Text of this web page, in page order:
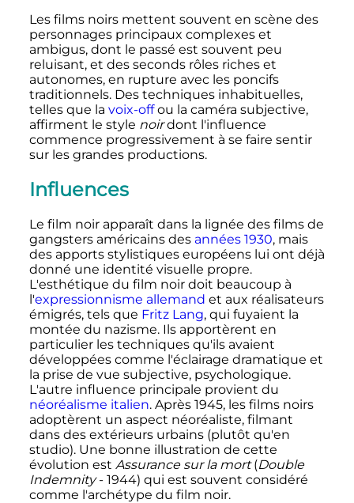
Les films noirs mettent souvent en scène des
personnages principaux complexes et
ambigus, dont le passé est souvent peu
reluisant, et des seconds rôles riches et
autonomes, en rupture avec les poncifs
traditionnels. Des techniques inhabituelles,
telles que la voix-offou la caméra subjective,
affirment le style noirdont l'influence
commence progressivement à se faire sentir
sur les grandes productions.
Influences
Le film noir apparaît dans la lignée des films de
gangsters américains des années 1930, mais
des apports stylistiques européens lui ont déjà
donné une identité visuelle propre.
L'esthétique du film noir doit beaucoup à
l'expressionnisme allemand et aux réalisateurs
émigrés, tels que Fritz Lang, qui fuyaient la
montée du nazisme. Ils apportèrent en
particulier les techniques qu'ils avaient
développées comme l'éclairage dramatique et
la prise de vue subjective, psychologique.
L'autre influence principale provient du
néoréalisme italien. Après 1945, les films noirs
adoptèrent un aspect néoréaliste, filmant
dans des extérieurs urbains (plutôt qu'en
studio). Une bonne illustration de cette
évolution est Assurance sur la mort(Double
Indemnity- 1944) qui est souvent considéré
comme l'archétype du film noir.